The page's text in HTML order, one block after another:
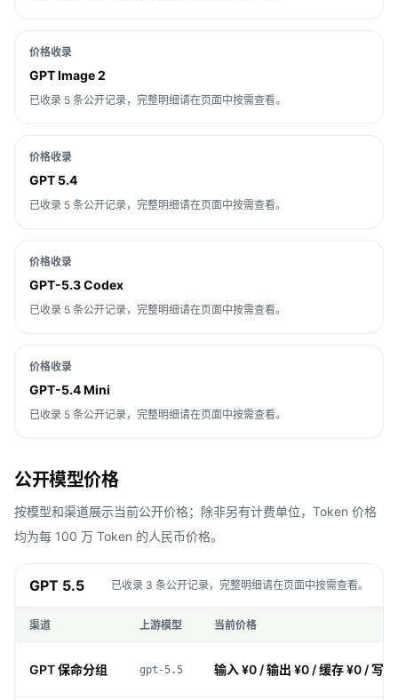
价格收录
GPT Image 2
已收录 5 条公开记录，完整明细请在页面中按需查看。
价格收录
GPT 5.4
已收录 5 条公开记录，完整明细请在页面中按需查看。
价格收录
GPT-5.3 Codex
已收录 5 条公开记录，完整明细请在页面中按需查看。
价格收录
GPT-5.4 Mini
已收录 5 条公开记录，完整明细请在页面中按需查看。
公开模型价格
按模型和渠道展示当前公开价格；除非另有计费单位，Token 价格
均为每 100 万 Token 的人民币价格。
GPT 5.5 已收录 3 条公开记录，完整明细请在页面中按需查看。
渠道 上游模型 当前价格
GPT 保命分组 gpt-5.5 输入 ¥0 / 输出 ¥0 / 缓存 ¥0 / 写